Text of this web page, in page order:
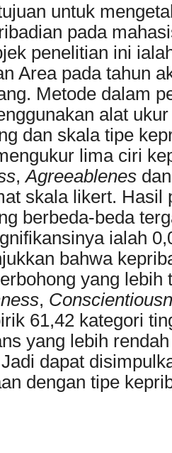
untuk
pada
penelitian ini
Area pada tahun
Metode dalam
alat
dan skala tipe
lima ciri
, Agreeablenes
skala likert. Hasil
berbeda-beda
ialah
bahwa
yang lebih
,
61,42 kategori
yang lebih
dapat
dengan tipe